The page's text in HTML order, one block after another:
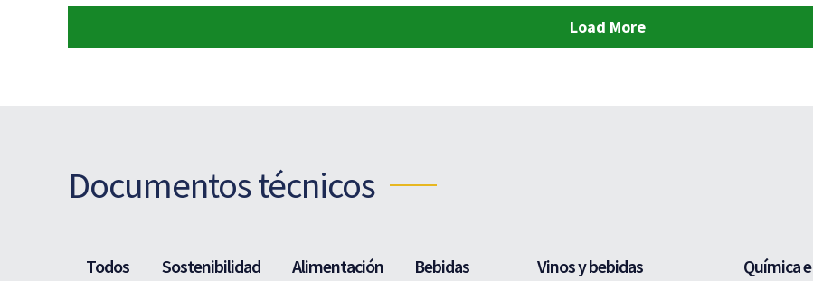
Load More
Documentos técnicos
Todos Sostenibilidad Alimentación Bebidas
Vinos y bebidas
Química e